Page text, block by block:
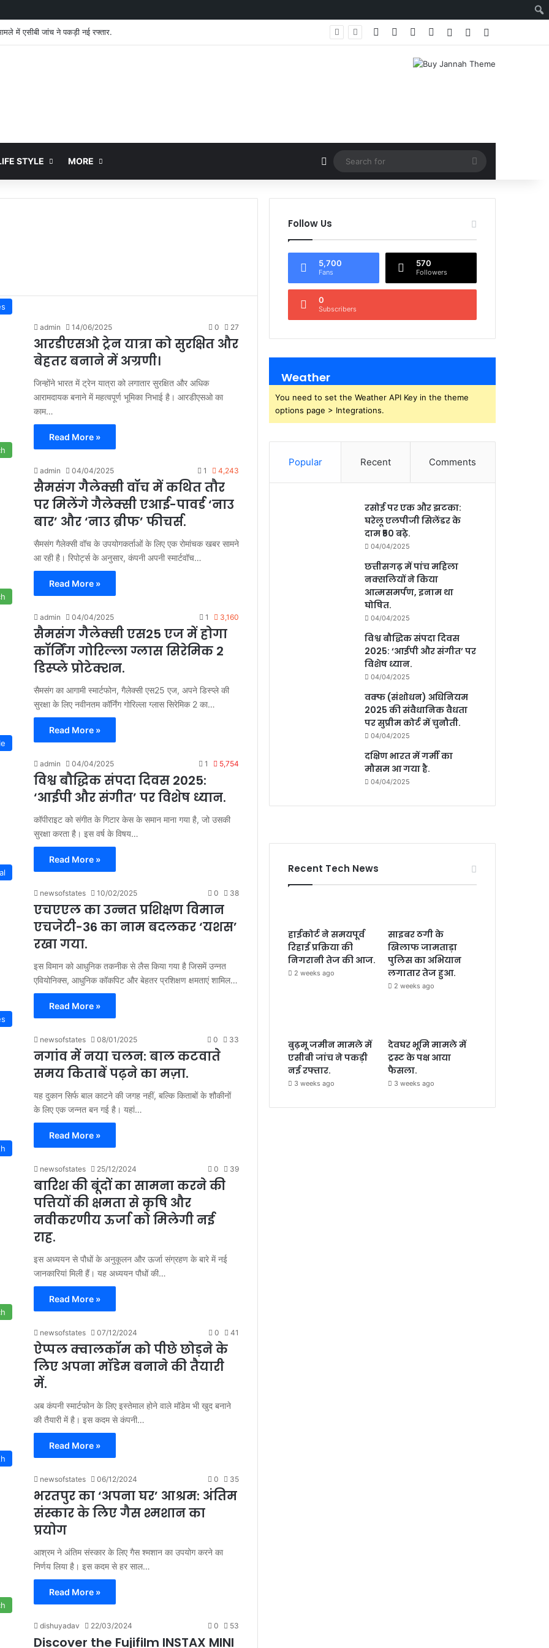
में एसीबी जांच ने पकड़ी नई रफ्तार. Facebook YouTubeInstagram
Log InRandom Article
STYLE MORE Random Article
for
admin 14/06/2025 0 27
आरडीएसओ ट्रेन यात्रा को सुरक्षित और
बेहतर बनाने में अग्रणी।
जिन्होंने भारत में ट्रेन यात्रा को लगातार सुरक्षित और अधिक
आरामदायक बनाने में महत्वपूर्ण भूमिका निभाई है। आरडीएसओ का
काम…
Read More »
admin 04/04/2025 1 4,243
सैमसंग गैलेक्सी वॉच में कथित तौर
पर मिलेंगे गैलेक्सी एआई-पावर्ड ‘नाउ
बार’ और ‘नाउ ब्रीफ’ फीचर्स.
सैमसंग गैलेक्सी वॉच के उपयोगकर्ताओं के लिए एक रोमांचक खबर सामने
आ रही है। रिपोर्ट्स के अनुसार, कंपनी अपनी स्मार्टवॉच…
Read More »
admin 04/04/2025 1 3,160
सैमसंग गैलेक्सी एस25 एज में होगा
कॉर्निंग गोरिल्ला ग्लास सिरेमिक 2
डिस्प्ले प्रोटेक्शन.
सैमसंग का आगामी स्मार्टफोन, गैलेक्सी एस25 एज, अपने डिस्प्ले की
सुरक्षा के लिए नवीनतम कॉर्निंग गोरिल्ला ग्लास सिरेमिक 2 का…
Read More »
admin 04/04/2025 1 5,754
विश्व बौद्धिक संपदा दिवस 2025:
‘आईपी और संगीत’ पर विशेष ध्यान.
कॉपीराइट को संगीत के गिटार केस के समान माना गया है, जो उसकी
सुरक्षा करता है। इस वर्ष के विषय…
Read More »
newsofstates 10/02/2025 0 38
एचएएल का उन्नत प्रशिक्षण विमान
एचजेटी-36 का नाम बदलकर ‘यशस’
रखा गया.
इस विमान को आधुनिक तकनीक से लैस किया गया है जिसमें उन्नत
एवियोनिक्स, आधुनिक कॉकपिट और बेहतर प्रशिक्षण क्षमताएं शामिल…
Read More »
newsofstates 08/01/2025 0 33
नगांव में नया चलन: बाल कटवाते
समय किताबें पढ़ने का मज़ा.
यह दुकान सिर्फ बाल काटने की जगह नहीं, बल्कि किताबों के शौकीनों
के लिए एक जन्नत बन गई है। यहां…
Read More »
newsofstates 25/12/2024 0 39
बारिश की बूंदों का सामना करने की
पत्तियों की क्षमता से कृषि और
नवीकरणीय ऊर्जा को मिलेगी नई
राह.
इस अध्ययन से पौधों के अनुकूलन और ऊर्जा संग्रहण के बारे में नई
जानकारियां मिली हैं। यह अध्ययन पौधों की…
Read More »
newsofstates 07/12/2024 0 41
ऐप्पल क्वालकॉम को पीछे छोड़ने के
लिए अपना मॉडेम बनाने की तैयारी
में.
अब कंपनी स्मार्टफोन के लिए इस्तेमाल होने वाले मॉडेम भी खुद बनाने
की तैयारी में है। इस कदम से कंपनी…
Read More »
newsofstates 06/12/2024 0 35
भरतपुर का ‘अपना घर’ आश्रम: अंतिम
संस्कार के लिए गैस श्मशान का
प्रयोग
आश्रम ने अंतिम संस्कार के लिए गैस श्मशान का उपयोग करने का
निर्णय लिया है। इस कदम से हर साल…
Read More »
dishuyadav 22/03/2024 0 53
Discover the Fujifilm INSTAX MINI
Follow Us
5,700
Fans
570
Followers
0
Subscribers
Weather
You need to set the Weather API Key in the theme
options page > Integrations.
Popular Recent Comments
रसोई पर एक और झटका:
घरेलू एलपीजी सिलेंडर के
दाम ₹50 बढ़े.
04/04/2025
छत्तीसगढ़ में पांच महिला
नक्सलियों ने किया
आत्मसमर्पण, इनाम था
घोषित.
04/04/2025
विश्व बौद्धिक संपदा दिवस
2025: ‘आईपी और संगीत’ पर
विशेष ध्यान.
04/04/2025
वक्फ (संशोधन) अधिनियम
2025 की संवैधानिक वैधता
पर सुप्रीम कोर्ट में चुनौती.
04/04/2025
दक्षिण भारत में गर्मी का
मौसम आ गया है.
04/04/2025
Recent Tech News
हाईकोर्ट ने समयपूर्व
रिहाई प्रक्रिया की
निगरानी तेज की आज.
2 weeks ago
साइबर ठगी के
खिलाफ जामताड़ा
पुलिस का अभियान
लगातार तेज हुआ.
2 weeks ago
बुढ़मू जमीन मामले में
एसीबी जांच ने पकड़ी
नई रफ्तार.
3 weeks ago
देवघर भूमि मामले में
ट्रस्ट के पक्ष आया
फैसला.
3 weeks ago